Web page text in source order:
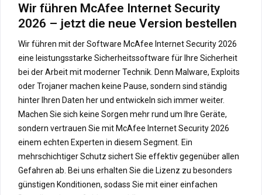
Wir führen McAfee Internet Security
2026 – jetzt die neue Version bestellen
Wir führen mit der Software McAfee Internet Security 2026
eine leistungsstarke Sicherheitssoftware für Ihre Sicherheit
bei der Arbeit mit moderner Technik. Denn Malware, Exploits
oder Trojaner machen keine Pause, sondern sind ständig
hinter Ihren Daten her und entwickeln sich immer weiter.
Machen Sie sich keine Sorgen mehr rund um Ihre Geräte,
sondern vertrauen Sie mit McAfee Internet Security 2026
einem echten Experten in diesem Segment. Ein
mehrschichtiger Schutz sichert Sie effektiv gegenüber allen
Gefahren ab. Bei uns erhalten Sie die Lizenz zu besonders
günstigen Konditionen, sodass Sie mit einer einfachen